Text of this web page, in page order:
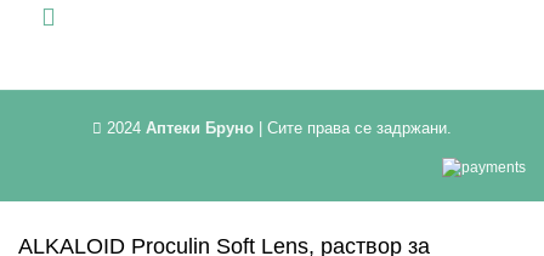
2024 Аптеки Бруно | Сите права се задржани.
ALKALOID Proculin Soft Lens, раствор за